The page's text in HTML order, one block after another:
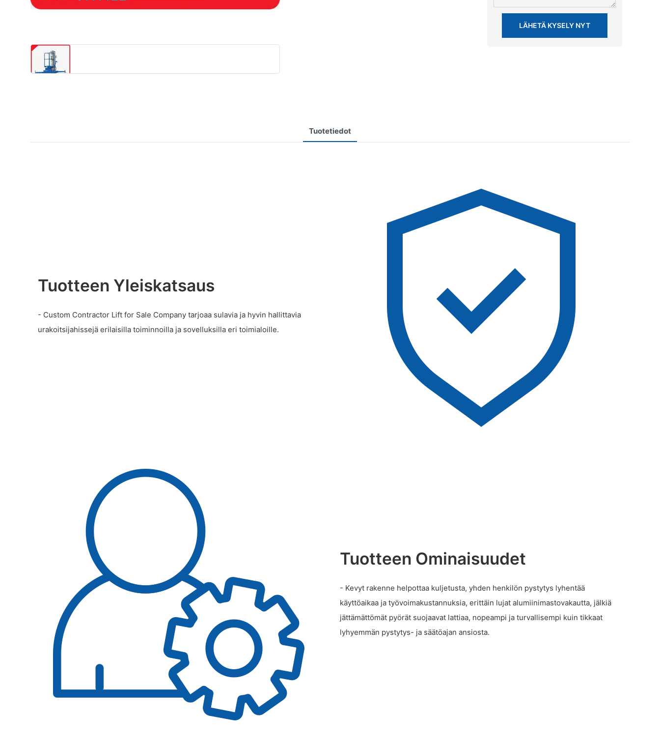
LÄHETÄ KYSELY NYT
Tuotetiedot
Tuotteen Yleiskatsaus
- Custom Contractor Lift for Sale Company tarjoaa sulavia ja hyvin hallittavia
urakoitsijahissejä erilaisilla toiminnoilla ja sovelluksilla eri toimialoille.
Tuotteen Ominaisuudet
- Kevyt rakenne helpottaa kuljetusta, yhden henkilön pystytys lyhentää
käyttöaikaa ja työvoimakustannuksia, erittäin lujat alumiinimastovakautta, jälkiä
jättämättömät pyörät suojaavat lattiaa, nopeampi ja turvallisempi kuin tikkaat
lyhyemmän pystytys- ja säätöajan ansiosta.